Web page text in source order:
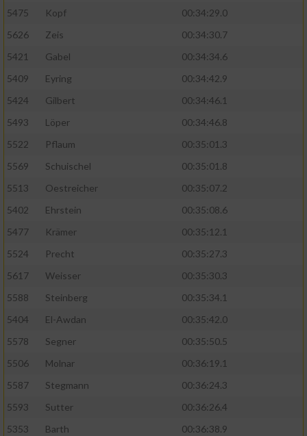
5475
Kopf
00:34:29.0
5626
Zeis
00:34:30.7
5421
Gabel
00:34:34.6
5409
Eyring
00:34:42.9
5424
Gilbert
00:34:46.1
5493
Löper
00:34:46.8
5522
Pflaum
00:35:01.3
5569
Schuischel
00:35:01.8
5513
Oestreicher
00:35:07.2
5402
Ehrstein
00:35:08.6
5477
Krämer
00:35:12.1
5524
Precht
00:35:27.3
5617
Weisser
00:35:30.3
5588
Steinberg
00:35:34.1
5404
El-Awdan
00:35:42.0
5578
Segner
00:35:50.5
5506
Molnar
00:36:19.1
5587
Stegmann
00:36:24.3
5593
Sutter
00:36:26.4
5353
Barth
00:36:38.9